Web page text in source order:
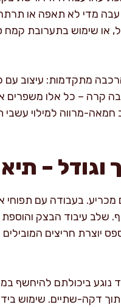
מדי לא תאפה או
או שימוש בתערובת
מתקדמות: עיצוב עם
קרה – כל אלו
מרווה למילוי עשבי
וגודל –
בעבודה עם תפוחי
שלב עיבוד הבצק
יוצרת חריצים
נוגע ביכולתם
דקה-שתיים. שימוש